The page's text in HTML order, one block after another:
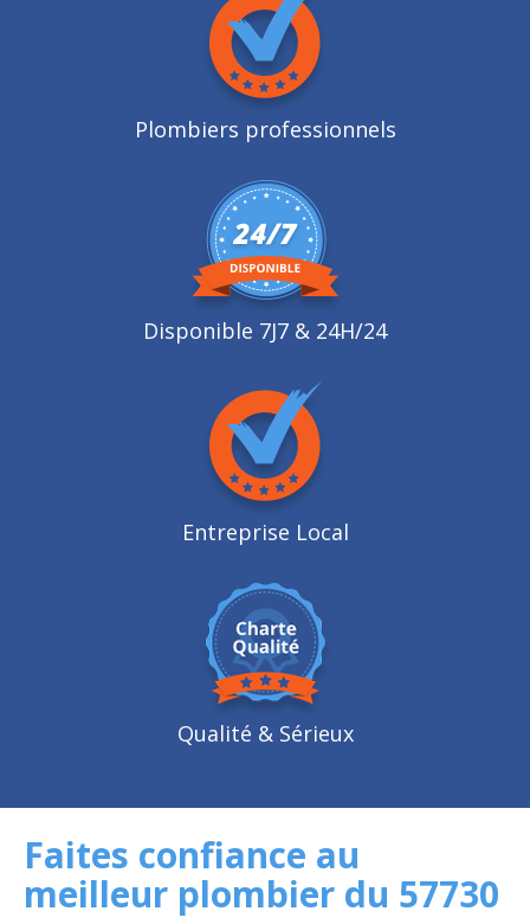
Plombiers professionnels
Disponible 7J7 & 24H/24
Entreprise Local
Qualité & Sérieux
Faites confiance au
meilleur plombier du 57730